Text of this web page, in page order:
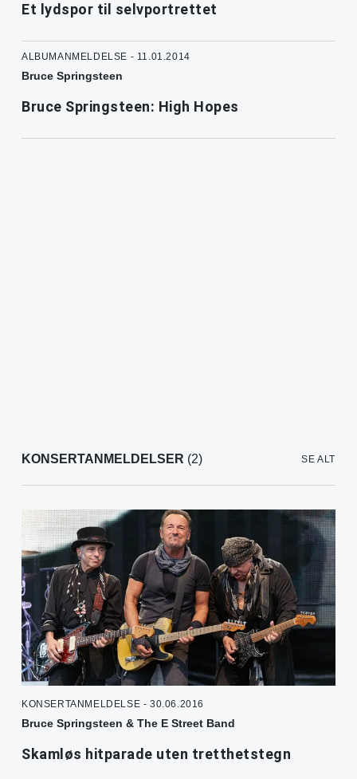
Et lydspor til selvportrettet
ALBUMANMELDELSE - 11.01.2014
Bruce Springsteen
Bruce Springsteen: High Hopes
KONSERTANMELDELSER (2) SE ALT
KONSERTANMELDELSE - 30.06.2016
Bruce Springsteen & The E Street Band
Skamløs hitparade uten tretthetstegn